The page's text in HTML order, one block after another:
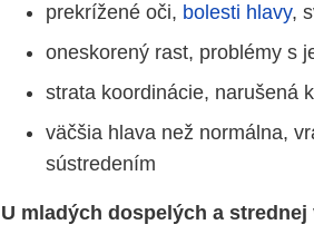
prekrížené oči, bolesti hlavy,
oneskorený rast, problémy s
strata koordinácie, narušená
väčšia hlava než normálna,
sústredením
U mladých dospelých a